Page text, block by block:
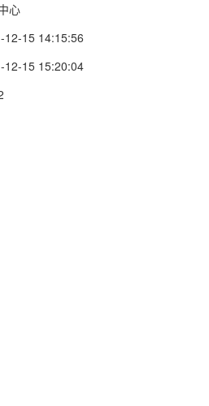
心
12-15 14:15:56
12-15 15:20:04